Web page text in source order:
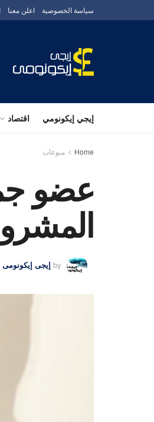
سياسة الخصوصية اعلن معنا
إيجي إيكونومي اقتصاد
Home منوعات
عضو
by إيجى إيكونومى